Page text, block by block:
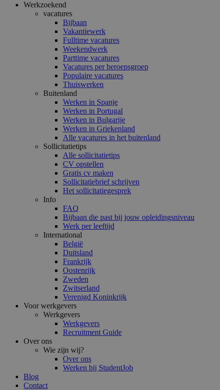
Werkzoekend
vacatures
Bijbaan
Vakantiewerk
Fulltime vacatures
Weekendwerk
Parttime vacatures
Vacatures per beroepsgroep
Populaire vacatures
Thuiswerken
Buitenland
Werken in Spanje
Werken in Portugal
Werken in Bulgarije
Werken in Griekenland
Alle vacatures in het buitenland
Sollicitatietips
Alle sollicitatietips
CV opstellen
Gratis cv maken
Sollicitatiebrief schrijven
Het sollicitatiegesprek
Info
FAQ
Bijbaan die past bij jouw opleidingsniveau
Werk per leeftijd
International
België
Duitsland
Frankrijk
Oostenrijk
Zweden
Zwitserland
Verenigd Koninkrijk
Voor werkgevers
Werkgevers
Werkgevers
Recruitment Guide
Over ons
Wie zijn wij?
Over ons
Werken bij StudentJob
Blog
Contact